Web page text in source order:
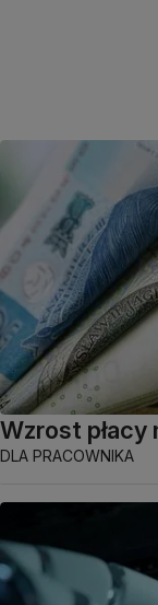
Wzrost płacy
DLA PRACOWNIKA